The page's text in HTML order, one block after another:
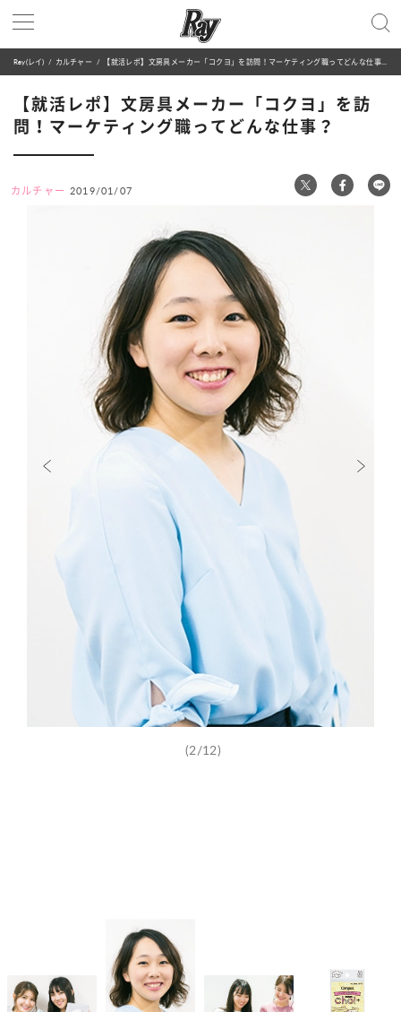
Ray(レイ) カルチャー 【就活レポ】文房具メーカー「コクヨ」を訪問！マーケティング職ってどんな仕事？
【就活レポ】文房具メーカー「コクヨ」を訪
問！マーケティング職ってどんな仕事？
カルチャー 2019/01/07
(2/12)